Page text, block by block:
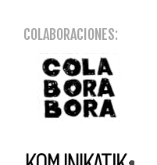
COLABORACIONES: